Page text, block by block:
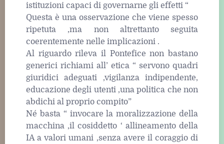
istituzioni capaci di governarne gli effetti “
Questa è una osservazione che viene spesso
ripetuta ,ma non altrettanto seguita
coerentemente nelle implicazioni .
Al riguardo rileva il Pontefice non bastano
generici richiami all’ etica “ servono quadri
giuridici adeguati ,vigilanza indipendente,
educazione degli utenti ,una politica che non
abdichi al proprio compito”
Né basta “ invocare la moralizzazione della
macchina ,il cosiddetto ‘ allineamento della
IA a valori umani ,senza avere il coraggio di